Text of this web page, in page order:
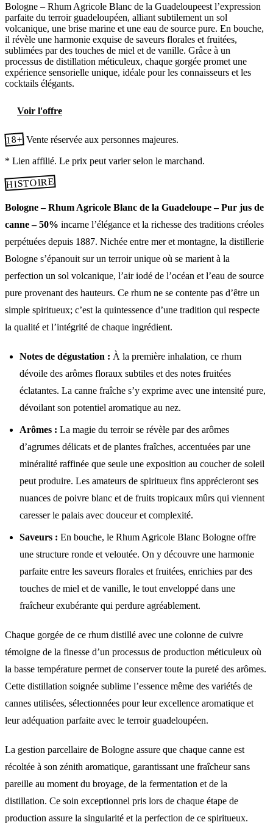
Bologne – Rhum Agricole Blanc de la Guadeloupeest l’expression
parfaite du terroir guadeloupéen, alliant subtilement un sol
volcanique, une brise marine et une eau de source pure. En bouche,
il révèle une harmonie exquise de saveurs florales et fruitées,
sublimées par des touches de miel et de vanille. Grâce à un
processus de distillation méticuleux, chaque gorgée promet une
expérience sensorielle unique, idéale pour les connaisseurs et les
cocktails élégants.
Voir l'offre
18+ Vente réservée aux personnes majeures.
* Lien affilié. Le prix peut varier selon le marchand.
HISTOIRE
Bologne – Rhum Agricole Blanc de la Guadeloupe – Pur jus de
canne – 50% incarne l’élégance et la richesse des traditions créoles
perpétuées depuis 1887. Nichée entre mer et montagne, la distillerie
Bologne s’épanouit sur un terroir unique où se marient à la
perfection un sol volcanique, l’air iodé de l’océan et l’eau de source
pure provenant des hauteurs. Ce rhum ne se contente pas d’être un
simple spiritueux; c’est la quintessence d’une tradition qui respecte
la qualité et l’intégrité de chaque ingrédient.
Notes de dégustation : À la première inhalation, ce rhum
dévoile des arômes floraux subtiles et des notes fruitées
éclatantes. La canne fraîche s’y exprime avec une intensité pure,
dévoilant son potentiel aromatique au nez.
Arômes : La magie du terroir se révèle par des arômes
d’agrumes délicats et de plantes fraîches, accentuées par une
minéralité raffinée que seule une exposition au coucher de soleil
peut produire. Les amateurs de spiritueux fins apprécieront ses
nuances de poivre blanc et de fruits tropicaux mûrs qui viennent
caresser le palais avec douceur et complexité.
Saveurs : En bouche, le Rhum Agricole Blanc Bologne offre
une structure ronde et veloutée. On y découvre une harmonie
parfaite entre les saveurs florales et fruitées, enrichies par des
touches de miel et de vanille, le tout enveloppé dans une
fraîcheur exubérante qui perdure agréablement.
Chaque gorgée de ce rhum distillé avec une colonne de cuivre
témoigne de la finesse d’un processus de production méticuleux où
la basse température permet de conserver toute la pureté des arômes.
Cette distillation soignée sublime l’essence même des variétés de
cannes utilisées, sélectionnées pour leur excellence aromatique et
leur adéquation parfaite avec le terroir guadeloupéen.
La gestion parcellaire de Bologne assure que chaque canne est
récoltée à son zénith aromatique, garantissant une fraîcheur sans
pareille au moment du broyage, de la fermentation et de la
distillation. Ce soin exceptionnel pris lors de chaque étape de
production assure la singularité et la perfection de ce spiritueux.